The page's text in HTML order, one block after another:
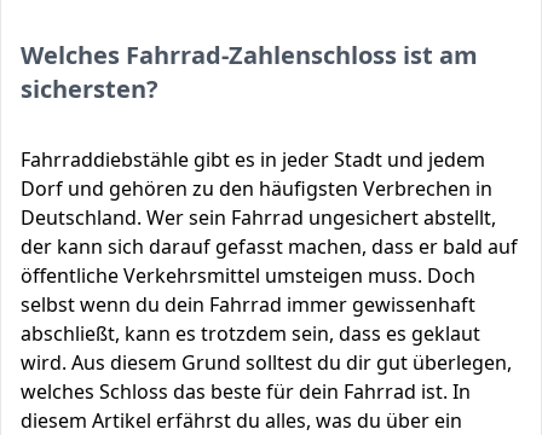
Welches Fahrrad-Zahlenschloss ist am
sichersten?
Fahrraddiebstähle gibt es in jeder Stadt und jedem
Dorf und gehören zu den häufigsten Verbrechen in
Deutschland. Wer sein Fahrrad ungesichert abstellt,
der kann sich darauf gefasst machen, dass er bald auf
öffentliche Verkehrsmittel umsteigen muss. Doch
selbst wenn du dein Fahrrad immer gewissenhaft
abschließt, kann es trotzdem sein, dass es geklaut
wird. Aus diesem Grund solltest du dir gut überlegen,
welches Schloss das beste für dein Fahrrad ist. In
diesem Artikel erfährst du alles, was du über ein